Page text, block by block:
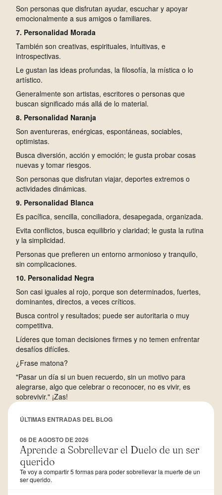
Son personas que disfrutan ayudar, escuchar y apoyar
emocionalmente a sus amigos o familiares.
7. Personalidad Morada
También son creativas, espirituales, intuitivas, e
introspectivas.
Le gustan las ideas profundas, la filosofía, la mística o lo
artístico.
Generalmente son artistas, escritores o personas que
buscan significado más allá de lo material.
8. Personalidad Naranja
Son aventureras, enérgicas, espontáneas, sociables,
optimistas.
Busca diversión, acción y emoción; le gusta probar cosas
nuevas y tomar riesgos.
Son personas que disfrutan viajar, deportes extremos o
actividades dinámicas.
9. Personalidad Blanca
Es pacífica, sencilla, conciliadora, desapegada, organizada.
Evita conflictos, busca equilibrio y claridad; le gusta la rutina
y la simplicidad.
Personas que prefieren un entorno armonioso y tranquilo,
sin complicaciones.
10. Personalidad Negra
Son casi iguales al rojo, porque son determinados, fuertes,
dominantes, directos, a veces críticos.
Busca control y resultados; puede ser autoritaria o muy
competitiva.
Líderes que toman decisiones firmes y no temen enfrentar
desafíos difíciles.
¿Frase matona?
"Pasar un día si un buen recuerdo, sin un motivo para
alegrarse, algo que celebrar o reconocer, no es vivir, es
sobrevivir." ¡Zas!
ÚLTIMAS ENTRADAS DEL BLOG
06 DE AGOSTO DE 2026
Aprende a Sobrellevar el Duelo de un ser
querido
Te voy a compartir 5 formas para poder sobrellevar la muerte de un
ser querido.